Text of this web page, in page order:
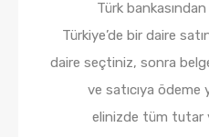
Türk
Türkiye’de bir daire
daire seçtiniz, sonra
ve satıcıya ödeme
elinizde tüm tutar